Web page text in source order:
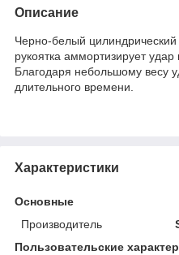
Описание
Черно-белый
рукоятка аммортизирует удар
Благодаря небольшому весу
длительного времени.
Характеристики
Основные
Производитель
Пользовательские